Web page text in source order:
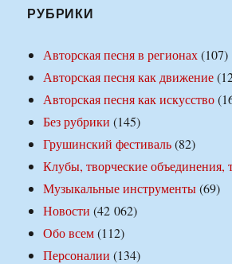
РУБРИКИ
Авторская песня в регионах(107)
Авторская песня как движение
Авторская песня как искусство
Без рубрики (145)
Грушинский фестиваль(82)
Клубы, творческие объединения,
Музыкальные инструменты(69)
Новости (42 062)
Обо всем(112)
Персоналии (134)